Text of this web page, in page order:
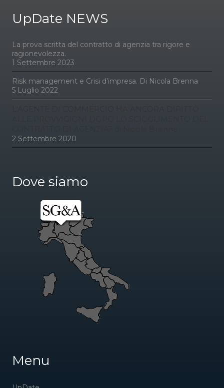
UpDate NEWS
La prova scritta del contratto di agenzia tra rigore e
ragionevolezza.
1 Settembre 2023
Risk management e Crisi d’impresa. Di Nicola Brenna
5 Luglio 2022
2 Settembre 2020
Dove siamo
Menu